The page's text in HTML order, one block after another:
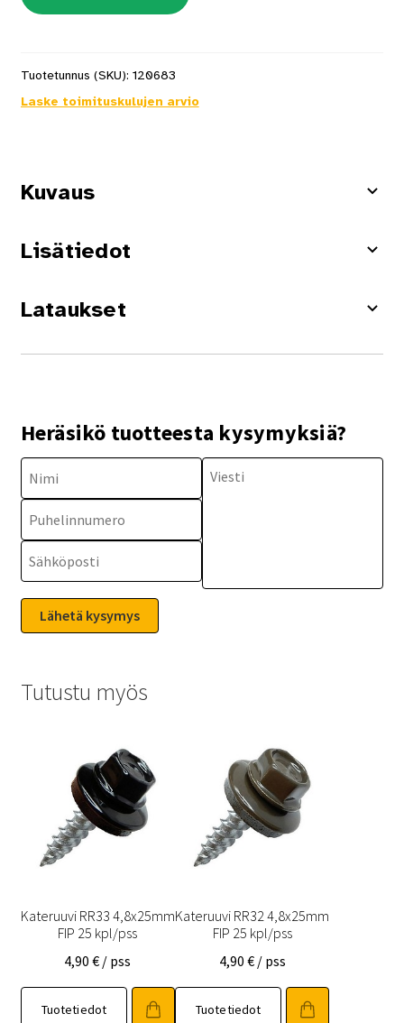
Tuotetunnus (SKU): 120683
Laske toimituskulujen arvio
Kuvaus
Lisätiedot
Lataukset
Heräsikö tuotteesta kysymyksiä?
Tutustu myös
Kateruuvi RR33 4,8x25mm
FIP 25 kpl/pss
4,90€ / pss
Tuotetiedot
Kateruuvi RR32 4,8x25mm
FIP 25 kpl/pss
4,90 € / pss
Tuotetiedot